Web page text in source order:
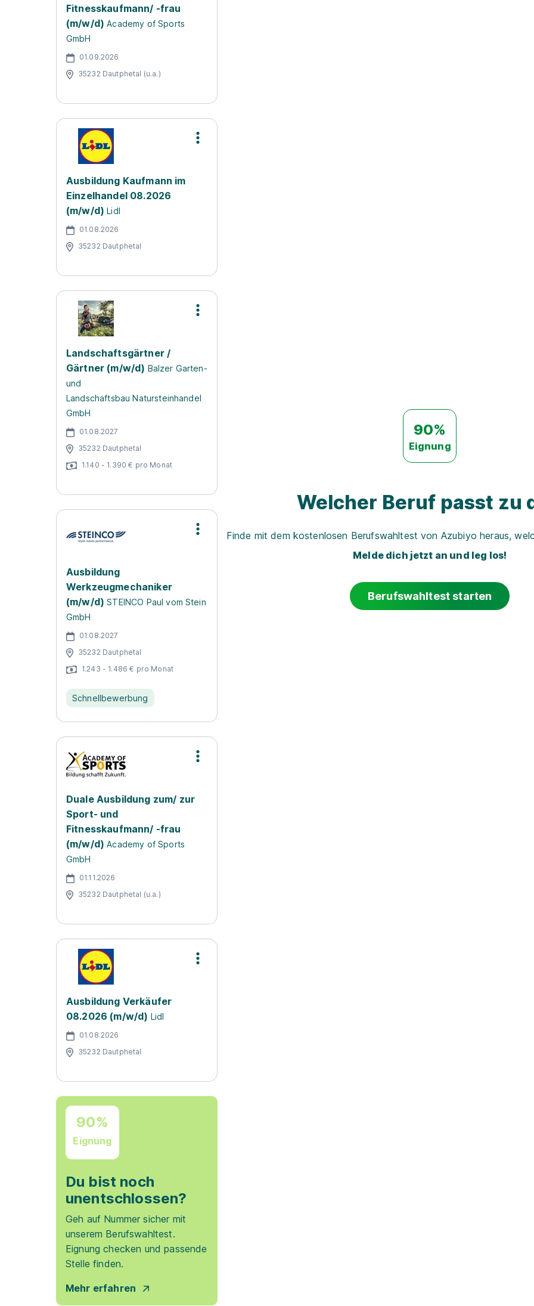
Fitnesskaufmann/ -frau
(m/w/d) Academy of Sports
GmbH
01.09.2026
35232 Dautphetal (u.a.)
Ausbildung Kaufmann im
Einzelhandel 08.2026
(m/w/d) Lidl
01.08.2026
35232 Dautphetal
Landschaftsgärtner /
Gärtner (m/w/d) Balzer Garten-
und
Landschaftsbau Natursteinhandel
GmbH
01.08.2027
35232 Dautphetal
1.140 - 1.390 € pro Monat
Ausbildung
Werkzeugmechaniker
(m/w/d) STEINCO Paul vom Stein
GmbH
01.08.2027
35232 Dautphetal
1.243 - 1.486 € pro Monat
Schnellbewerbung
Duale Ausbildung zum/ zur
Sport- und
Fitnesskaufmann/ -frau
(m/w/d) Academy of Sports
GmbH
01.11.2026
35232 Dautphetal (u.a.)
Ausbildung Verkäufer
08.2026 (m/w/d) Lidl
01.08.2026
35232 Dautphetal
90%
Eignung
Du bist noch
unentschlossen?
Geh auf Nummer sicher mit
unserem Berufswahltest.
Eignung checken und passende
Stelle finden.
Mehr erfahren
90%
Eignung
Welcher Beruf passt zu
Finde mit dem kostenlosen Berufswahltest von Azubiyo heraus,
Melde dich jetzt an und leg los!
Berufswahltest starten